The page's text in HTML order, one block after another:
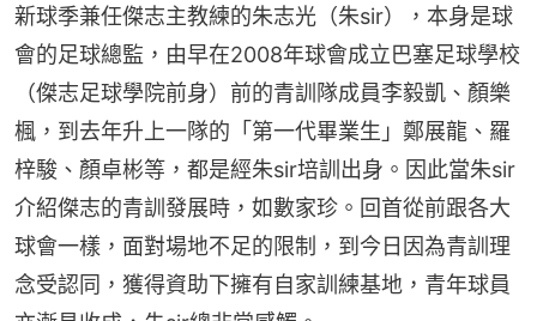
新球季兼任傑志主教練的朱志光（朱sir），本身是球
會的足球總監，由早在2008年球會成立巴塞足球學校
（傑志足球學院前身）前的青訓隊成員李毅凱、顏樂
楓，到去年升上一隊的「第一代畢業生」鄭展龍、羅
梓駿、顏卓彬等，都是經朱sir培訓出身。因此當朱sir
介紹傑志的青訓發展時，如數家珍。回首從前跟各大
球會一樣，面對場地不足的限制，到今日因為青訓理
念受認同，獲得資助下擁有自家訓練基地，青年球員